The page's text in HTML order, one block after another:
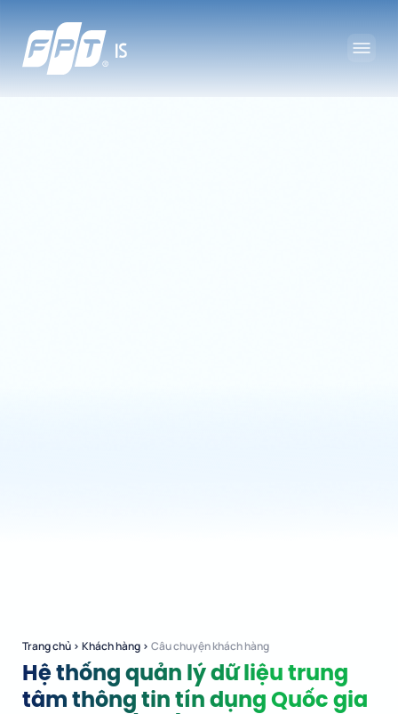
Trang chủ › Khách hàng › Câu chuyện khách hàng
Hệ thống quản lý dữ liệu trung
tâm thông tin tín dụng Quốc gia